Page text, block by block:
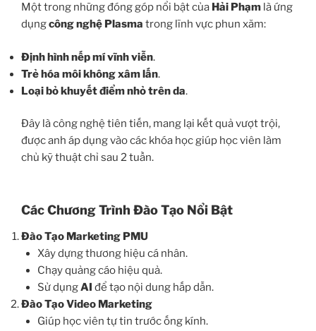
Một trong những đóng góp nổi bật của Hải Phạm là ứng
dụngcông nghệ Plasma trong lĩnh vực phun xăm:
Định hình nếp mí vĩnh viễn.
Trẻ hóa môi không xâm lấn.
Loại bỏ khuyết điểm nhỏ trên da.
Đây là công nghệ tiên tiến, mang lại kết quả vượt trội,
được anh áp dụng vào các khóa học giúp học viên làm
chủ kỹ thuật chỉ sau 2 tuần.
Các Chương Trình Đào Tạo Nổi Bật
Đào Tạo Marketing PMU
Xây dựng thương hiệu cá nhân.
Chạy quảng cáo hiệu quả.
Sử dụngAI để tạo nội dung hấp dẫn.
Đào Tạo Video Marketing
Giúp học viên tự tin trước ống kính.